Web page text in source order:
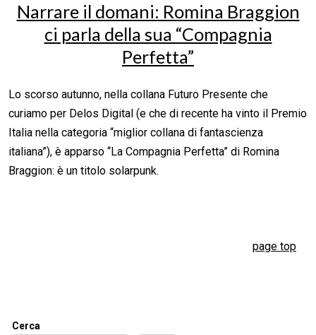
Narrare il domani: Romina Braggion
ci parla della sua “Compagnia
Perfetta”
Lo scorso autunno, nella collana Futuro Presente che
curiamo per Delos Digital (e che di recente ha vinto il Premio
Italia nella categoria “miglior collana di fantascienza
italiana”), è apparso “La Compagnia Perfetta” di Romina
Braggion: è un titolo solarpunk.
page top
Cerca